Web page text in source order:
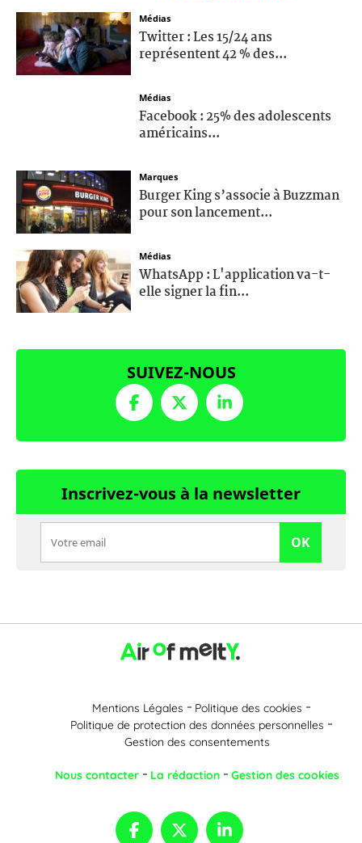
Médias
Twitter : Les 15/24 ans
représentent 42 % des...
Médias
Facebook : 25% des adolescents
américains...
Marques
Burger King s’associe à Buzzman
pour son lancement...
Médias
WhatsApp : L'application va-t-
elle signer la fin...
SUIVEZ-NOUS
Inscrivez-vous à la newsletter
OK
Mentions Légales
Politique des cookies
Politique de protection des données personnelles
Gestion des consentements
Nous contacter La rédaction Gestion des cookies